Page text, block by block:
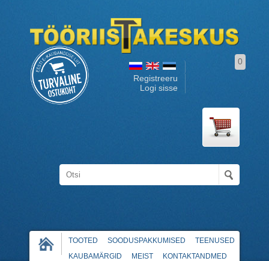
Registreeru
Logi sisse
0
TOOTED SOODUSPAKKUMISED
TEENUSED
KAUBAMÄRGID
MEIST KONTAKTANDMED